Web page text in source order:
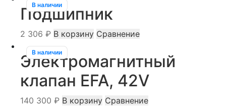
В наличии
Подшипник
2 306 ₽ В корзину Сравнение
В наличии
Электромагнитный
клапан EFA, 42V
140 300 ₽ В корзину Сравнение